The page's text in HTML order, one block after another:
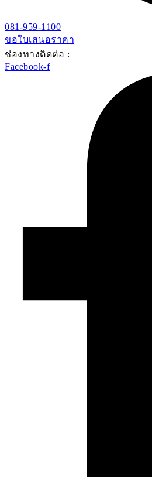
081-959-1100
ขอใบเสนอราคา
ช่องทางติดต่อ :
Facebook-f